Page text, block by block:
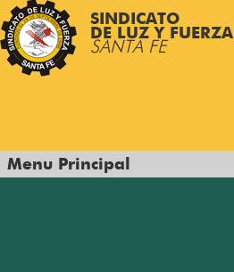
SINDICATO
DE LUZ Y FUERZA
SANTA FE
Menu Principal